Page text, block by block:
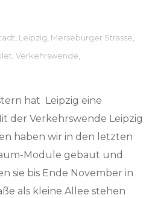
Leipzig Merseburger Strasse
,Verkehrswende
hat Leipzig eine
der Verkehrswende Leipzig
haben wir in den letzten
Module gebaut und
sie bis Ende November in
als kleine Allee stehen